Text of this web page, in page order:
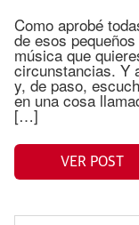
Como aprobé
de esos
música que
circunstancias. Y
y, de paso,
en una cosa
[…]
VER POST